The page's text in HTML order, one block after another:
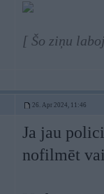
[ Šo ziņu
26. Apr 2024, 11:46
Ja jau
nofilmēt